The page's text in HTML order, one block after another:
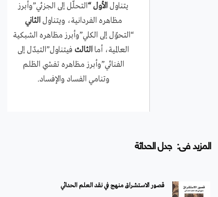
يتناول الأول “التحلّل إلى الجزئي”وأبرز
مظاهره الفردانية، ويتناولالثاني
“التحوّل إلى الكلي”وأبرز مظاهره الشبكية
العالمية، أماالثالث فيتناول”التبدّل إلى
الفنائي”وأبرز مظاهره تفشي الظلم
وتنامي الفساد والإفساد.
المزيد فى: جدل الحداثة
قصور الاستشراق منهج في نقد العلم الحداثي